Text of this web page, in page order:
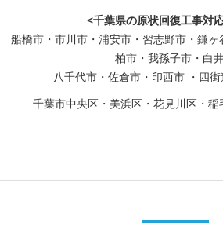
<千葉県の原状回復工事対
船橋市・市川市・浦安市・習志野市・鎌ヶ
柏市・我孫子市・白
八千代市・佐倉市・印西市 ・四
千葉市中央区・美浜区・花見川区・